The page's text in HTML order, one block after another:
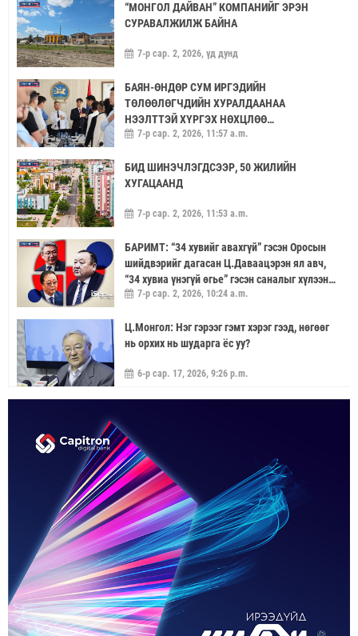
“МОНГОЛ ДАЙВАН” КОМПАНИЙГ ЭРЭН
СУРАВАЛЖИЛЖ БАЙНА
7-р сар. 2, 2026, үд дунд
БАЯН-ӨНДӨР СУМ ИРГЭДИЙН
ТӨЛӨӨЛӨГЧДИЙН ХУРАЛДААНАА
НЭЭЛТТЭЙ ХҮРГЭХ НӨХЦЛӨӨ
САЙЖРУУЛААЧ
7-р сар. 2, 2026, 11:57 a.m.
БИД ШИНЭЧЛЭГДСЭЭР, 50 ЖИЛИЙН
ХУГАЦААНД
7-р сар. 2, 2026, 11:53 a.m.
БАРИМТ: “34 хувийг авахгүй” гэсэн Оросын
шийдвэрийг дагасан Ц.Даваацэрэн ял авч,
“34 хувиа үнэгүй өгье” гэсэн саналыг хүлээн
аваагүй хүмүүс хариуцлагагүй үлдэв
7-р сар. 2, 2026, 10:24 a.m.
Ц.Монгол: Нэг гэрээг гэмт хэрэг гээд, нөгөөг
нь орхих нь шударга ёс уу?
6-р сар. 17, 2026, 9:26 p.m.
ҮЙЛДВЭРИЙН ХЭДЭН ХУВИЙГ ЭЗЭМШИХ ВЭ
ГЭДЭГ АСУУДАЛ ГАРЧ ИРНЭ
5-р сар. 21, 2026, 11:40 a.m.
ЗУУН НАСЫГ ДАВСАН “ХӨВЧИЙН ХӨХ
ГОНИО” АЛДАРТАЙ Д.ГОНЧИГДАГВА
2-р сар. 17, 2026, 10:38 a.m.
ОРОН НУТАГТ ГАЗАР ОЛГОХ ЭРХ МЭДЛИЙГ
ШИЛЖҮҮЛНЭ
1-р сар. 19, 2026, 10:54 a.m.